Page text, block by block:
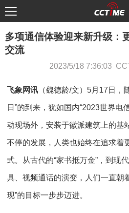
多项通信体验迎来新升级：
交流
2023/5/18 7:36:03
飞象网讯 （魏德龄/文）5月17日，
日”的到来，犹如国内“2023世界电
动现场外，安装于徽派建筑上的基
不停的发展，人类也始终在追求着
式。从古代的“家书抵万金”，到现
具、视频通话的演变，人们一直朝
现”的目标一步步迈进。